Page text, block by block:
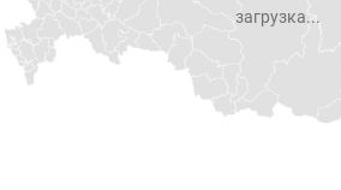
загрузка...